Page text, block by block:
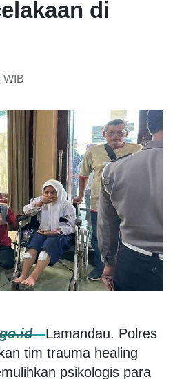
di
WIB
-Lamandau. Polres
tim trauma healing
psikologis para